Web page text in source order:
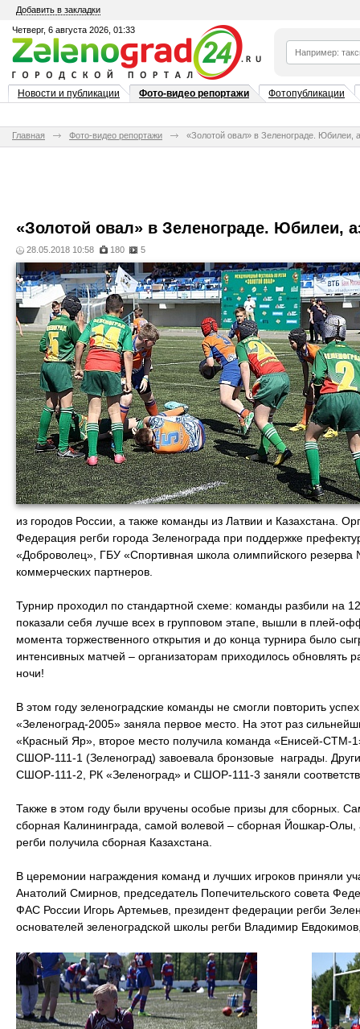
Добавить в закладки
Четверг, 6 августа 2026, 01:33
Новости и публикации Фото-видео репортажи Фотопубликации
Главная Фото-видео репортажи «Золотой овал» в Зеленограде. Юбилеи,
«Золотой овал» в Зеленограде. Юбилеи,
28.05.2018 10:58 180 5
из городов России, а также команды из Латвии и Казахстана.
Федерация регби города Зеленограда при поддержке
«Доброволец», ГБУ «Спортивная школа олимпийского
коммерческих партнеров.
Турнир проходил по стандартной схеме: команды разбили на
показали себя лучше всех в групповом этапе, вышли в плей-
момента торжественного открытия и до конца турнира было
интенсивных матчей – организаторам приходилось обновлять
ночи!
В этом году зеленоградские команды не смогли повторить
«Зеленоград-2005» заняла первое место. На этот раз
«Красный Яр», второе место получила команда «Енисей-СТМ-
СШОР-111-1 (Зеленоград) завоевала бронзовые награды.
СШОР-111-2, РК «Зеленоград» и СШОР-111-3 заняли
Также в этом году были вручены особые призы для сборных.
сборная Калининграда, самой волевой – сборная Йошкар-Олы,
регби получила сборная Казахстана.
В церемонии награждения команд и лучших игроков приняли
Анатолий Смирнов, председатель Попечительского совета
ФАС России Игорь Артемьев, президент федерации регби
основателей зеленоградской школы регби Владимир